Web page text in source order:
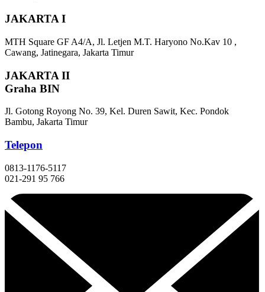
JAKARTA I
MTH Square GF A4/A, Jl. Letjen M.T. Haryono No.Kav 10 ,
Cawang, Jatinegara, Jakarta Timur
JAKARTA II
Graha BIN
Jl. Gotong Royong No. 39, Kel. Duren Sawit, Kec. Pondok
Bambu, Jakarta Timur
Telepon
0813-1176-5117
021-291 95 766